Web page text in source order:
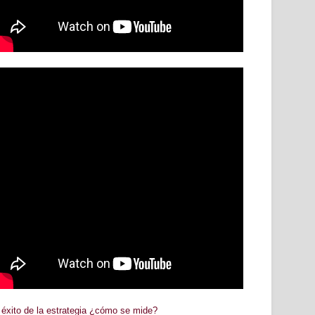
de la estrategia ¿cómo se mide?